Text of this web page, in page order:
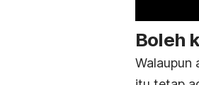
Boleh
Walaupun